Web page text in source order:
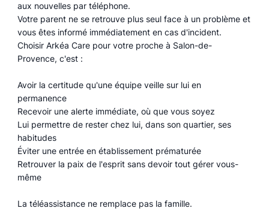
aux nouvelles par téléphone.
Votre parent ne se retrouve plus seul face à un problème et
vous êtes informé immédiatement en cas d'incident.
Choisir Arkéa Care pour votre proche à Salon-de-
Provence, c'est :
Avoir la certitude qu'une équipe veille sur lui en
permanence
Recevoir une alerte immédiate, où que vous soyez
Lui permettre de rester chez lui, dans son quartier, ses
habitudes
Éviter une entrée en établissement prématurée
Retrouver la paix de l'esprit sans devoir tout gérer vous-
même
La téléassistance ne remplace pas la famille.